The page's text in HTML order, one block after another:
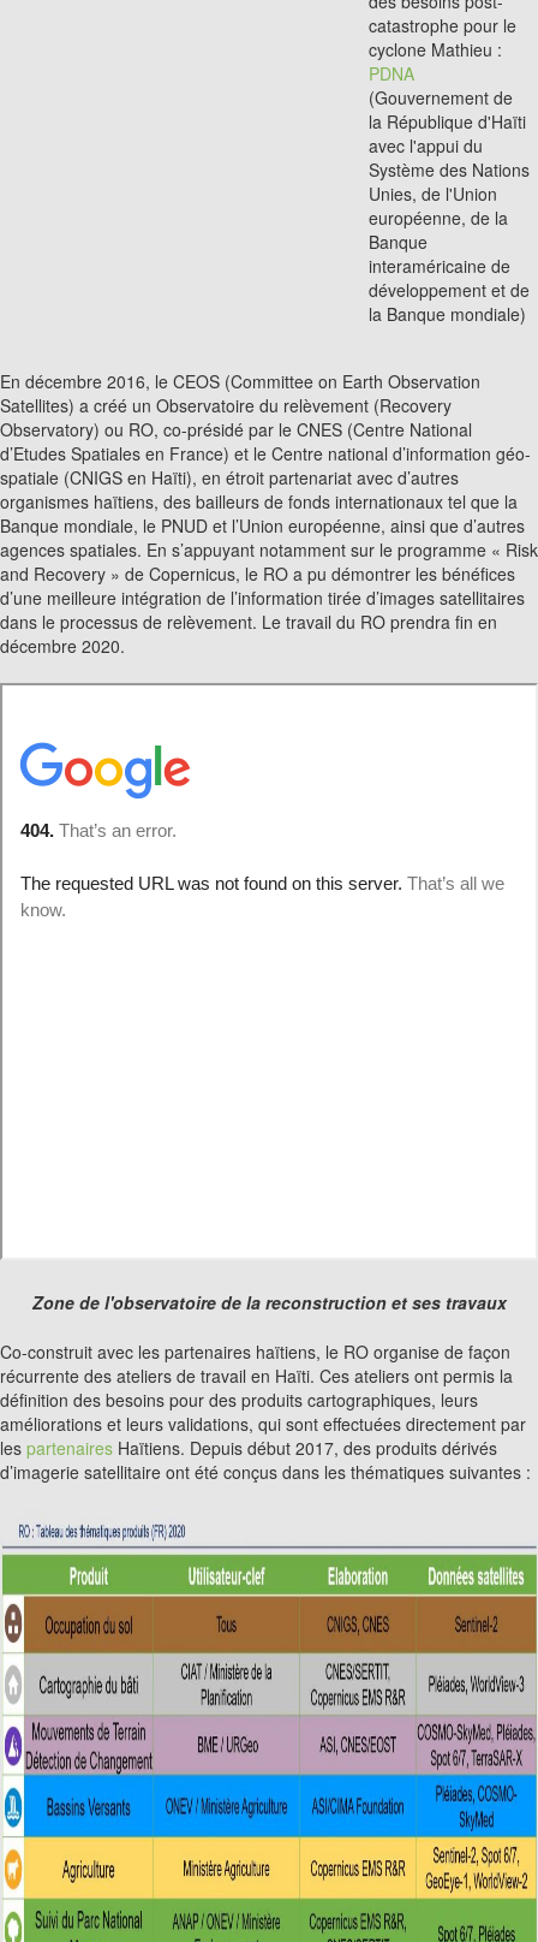
catastrophe pour le
cyclone Mathieu :
PDNA
(Gouvernement de
la République d'Haïti
avec l'appui du
Système des Nations
Unies, de l'Union
européenne, de la
Banque
interaméricaine de
développement et de
la Banque mondiale)
En décembre 2016, le CEOS (Committee on Earth Observation
Satellites) a créé un Observatoire du relèvement (Recovery
Observatory) ou RO, co-présidé par le CNES (Centre National
d’Etudes Spatiales en France) et le Centre national d’information géo-
spatiale (CNIGS en Haïti), en étroit partenariat avec d’autres
organismes haïtiens, des bailleurs de fonds internationaux tel que la
Banque mondiale, le PNUD et l’Union européenne, ainsi que d’autres
agences spatiales. En s’appuyant notamment sur le programme « Risk
and Recovery » de Copernicus, le RO a pu démontrer les bénéfices
d’une meilleure intégration de l’information tirée d’images satellitaires
dans le processus de relèvement. Le travail du RO prendra fin en
décembre 2020.
Zone de l'observatoire de la reconstruction et ses travaux
Co-construit avec les partenaires haïtiens, le RO organise de façon
récurrente des ateliers de travail en Haïti. Ces ateliers ont permis la
définition des besoins pour des produits cartographiques, leurs
améliorations et leurs validations, qui sont effectuées directement par
les partenaires Haïtiens. Depuis début 2017, des produits dérivés
d’imagerie satellitaire ont été conçus dans les thématiques suivantes :